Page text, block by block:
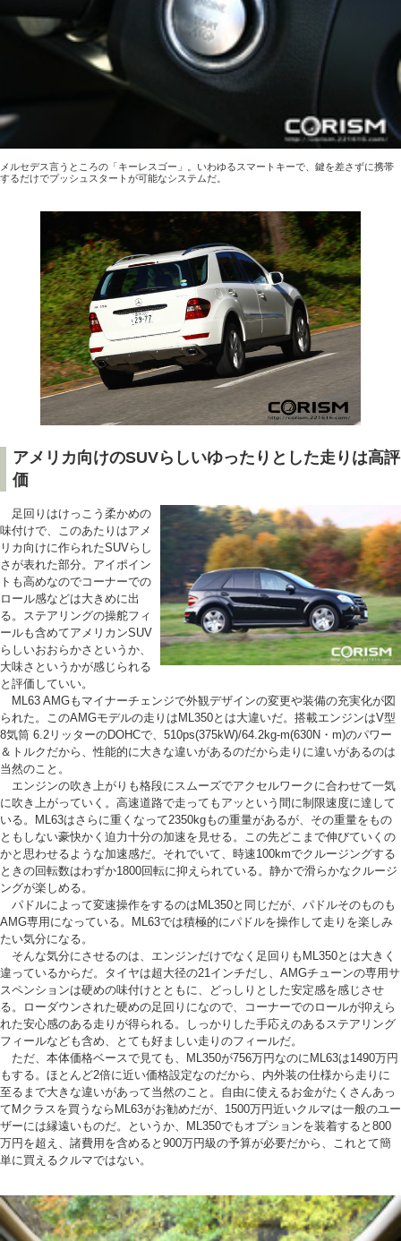
メルセデス言うところの「キーレスゴー」。いわゆるスマートキーで、鍵を差さずに携帯
するだけでプッシュスタートが可能なシステムだ。
アメリカ向けのSUVらしいゆったりとした走りは高評
価
足回りはけっこう柔かめの
味付けで、このあたりはアメ
リカ向けに作られたSUVらし
さが表れた部分。アイポイン
トも高めなのでコーナーでの
ロール感などは大きめに出
る。ステアリングの操舵フィ
ールも含めてアメリカンSUV
らしいおおらかさというか、
大味さというかが感じられる
と評価していい。
ML63 AMGもマイナーチェンジで外観デザインの変更や装備の充実化が図
られた。このAMGモデルの走りはML350とは大違いだ。搭載エンジンはV型
8気筒 6.2リッターのDOHCで、510ps(375kW)/64.2kg-m(630N・m)のパワー
＆トルクだから、性能的に大きな違いがあるのだから走りに違いがあるのは
当然のこと。
エンジンの吹き上がりも格段にスムーズでアクセルワークに合わせて一気
に吹き上がっていく。高速道路で走ってもアッという間に制限速度に達して
いる。ML63はさらに重くなって2350kgもの重量があるが、その重量をもの
ともしない豪快かく迫力十分の加速を見せる。この先どこまで伸びていくの
かと思わせるような加速感だ。それでいて、時速100kmでクルージングする
ときの回転数はわずか1800回転に抑えられている。静かで滑らかなクルージ
ングが楽しめる。
パドルによって変速操作をするのはML350と同じだが、パドルそのものも
AMG専用になっている。ML63では積極的にパドルを操作して走りを楽しみ
たい気分になる。
そんな気分にさせるのは、エンジンだけでなく足回りもML350とは大きく
違っているからだ。タイヤは超大径の21インチだし、AMGチューンの専用サ
スペンションは硬めの味付けとともに、どっしりとした安定感を感じさせ
る。ローダウンされた硬めの足回りになので、コーナーでのロールが抑えら
れた安心感のある走りが得られる。しっかりした手応えのあるステアリング
フィールなども含め、とても好ましい走りのフィールだ。
ただ、本体価格ベースで見ても、ML350が756万円なのにML63は1490万円
もする。ほとんど2倍に近い価格設定なのだから、内外装の仕様から走りに
至るまで大きな違いがあって当然のこと。自由に使えるお金がたくさんあっ
てMクラスを買うならML63がお勧めだが、1500万円近いクルマは一般のユー
ザーには縁遠いものだ。というか、ML350でもオプションを装着すると800
万円を超え、諸費用を含めると900万円級の予算が必要だから、これとて簡
単に買えるクルマではない。